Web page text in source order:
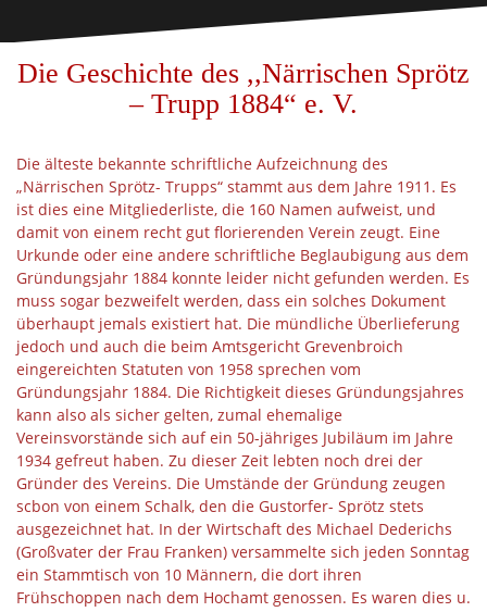
Die Geschichte des ,,Närrischen Sprötz
– Trupp 1884“ e. V.
Die älteste bekannte schriftliche Aufzeichnung des
„Närrischen Sprötz- Trupps“ stammt aus dem Jahre 1911. Es
ist dies eine Mitgliederliste, die 160 Namen aufweist, und
damit von einem recht gut florierenden Verein zeugt. Eine
Urkunde oder eine andere schriftliche Beglaubigung aus dem
Gründungsjahr 1884 konnte leider nicht gefunden werden. Es
muss sogar bezweifelt werden, dass ein solches Dokument
überhaupt jemals existiert hat. Die mündliche Überlieferung
jedoch und auch die beim Amtsgericht Grevenbroich
eingereichten Statuten von 1958 sprechen vom
Gründungsjahr 1884. Die Richtigkeit dieses Gründungsjahres
kann also als sicher gelten, zumal ehemalige
Vereinsvorstände sich auf ein 50-jähriges Jubiläum im Jahre
1934 gefreut haben. Zu dieser Zeit lebten noch drei der
Gründer des Vereins. Die Umstände der Gründung zeugen
scbon von einem Schalk, den die Gustorfer- Sprötz stets
ausgezeichnet hat. In der Wirtschaft des Michael Dederichs
(Großvater der Frau Franken) versammelte sich jeden Sonntag
ein Stammtisch von 10 Männern, die dort ihren
Frühschoppen nach dem Hochamt genossen. Es waren dies u.